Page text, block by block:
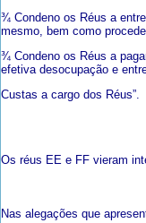
¾ Condeno os Réus a
mesmo, bem como
¾ Condeno os Réus a
efetiva desocupação e
Custas a cargo dos Réus”.
Os réus EE e FF vieram
Nas alegações que